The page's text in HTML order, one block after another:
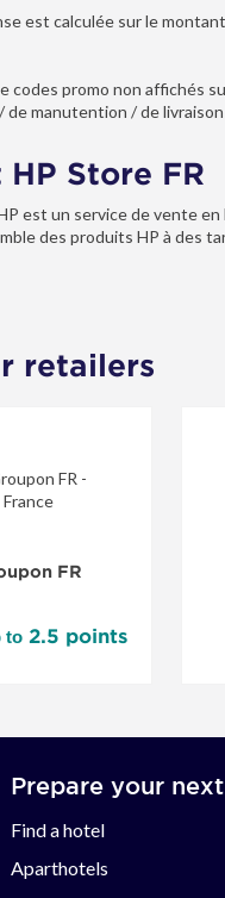
est calculée sur le
codes promo non affichés
de manutention / de
Store FR
est un service de vente
des produits HP à des
retailers
FR
to2.5 points
Prepare your
Find a hotel
Aparthotels